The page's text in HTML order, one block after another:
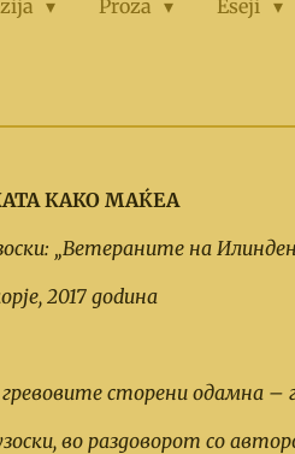
Proza Eseji
КАКО МАЌЕА
„Ветераните на Илинден
2017 gоdина
гревовите сторени одамна –
во разgоворот со авт